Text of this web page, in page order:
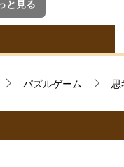
と見る
パズルゲーム 思